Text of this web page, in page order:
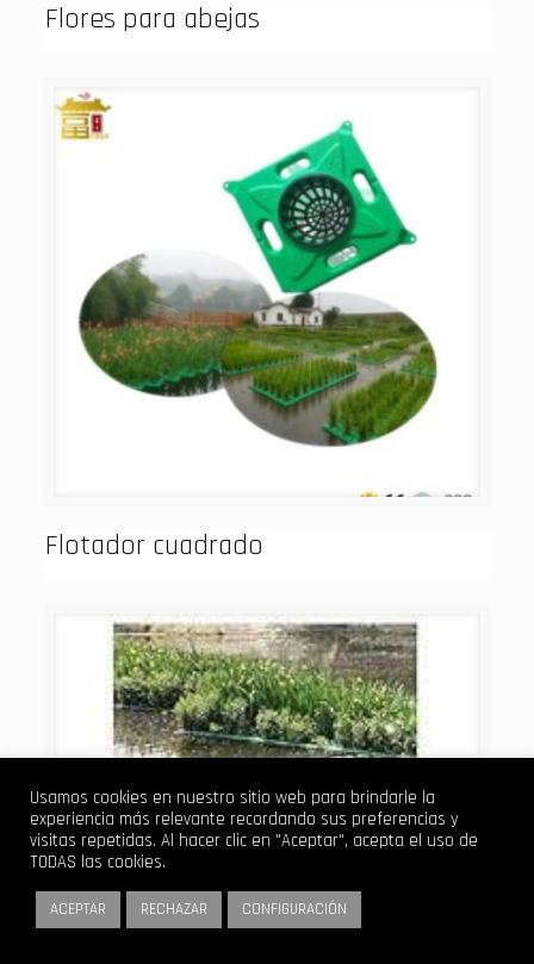
Flores para abejas
Flotador cuadrado
Usamos cookies en nuestro sitio web para brindarle la
experiencia más relevante recordando sus preferencias y
visitas repetidas. Al hacer clic en "Aceptar", acepta el uso de
TODAS las cookies.
ACEPTAR RECHAZAR CONFIGURACIÓN